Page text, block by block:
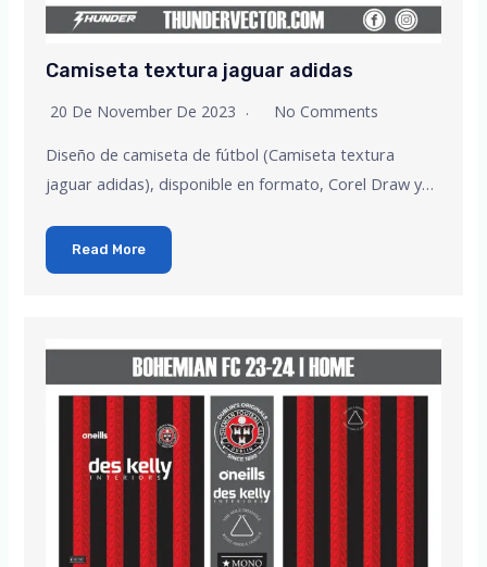
Camiseta textura jaguar adidas
20 De November De 2023 No Comments
Diseño de camiseta de fútbol (Camiseta textura
jaguar adidas), disponible en formato, Corel Draw y…
Read More